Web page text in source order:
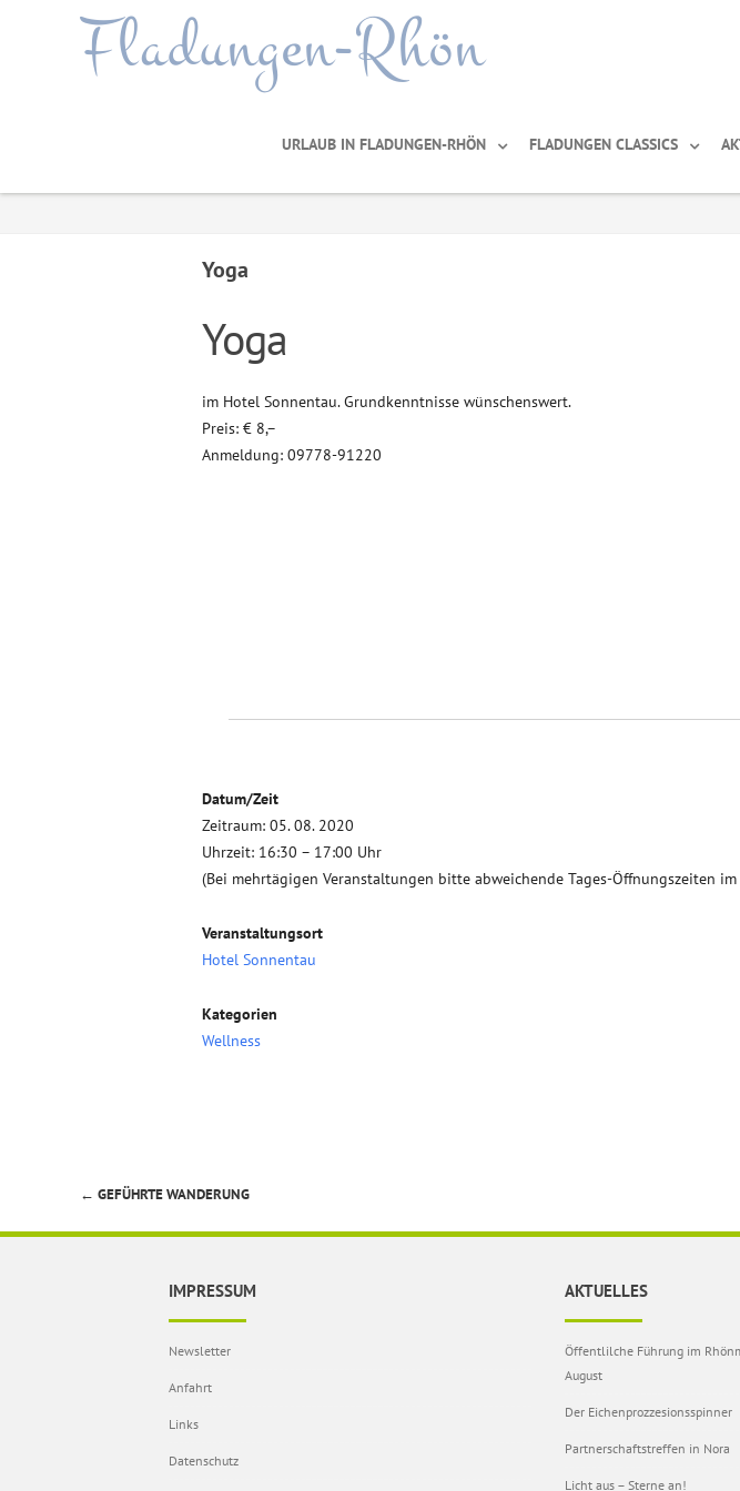
Fladungen-Rhön
URLAUB IN FLADUNGEN-RHÖN FLADUNGEN CLASSICS
Yoga
Yoga
im Hotel Sonnentau. Grundkenntnisse wünschenswert.
Preis: € 8,–
Anmeldung: 09778-91220
Datum/Zeit
Zeitraum: 05. 08. 2020
Uhrzeit: 16:30 – 17:00 Uhr
(Bei mehrtägigen Veranstaltungen bitte abweichende Tages-Öffnungszeiten
Veranstaltungsort
Hotel Sonnentau
Kategorien
Wellness
Beitragsnavigation
← GEFÜHRTE WANDERUNG
IMPRESSUM
Newsletter
Anfahrt
Links
Datenschutz
AKTUELLES
Öffentlilche Führung im
August
Der Eichenprozzesionsspinner
Partnerschaftstreffen in Nora
Licht aus – Sterne an!